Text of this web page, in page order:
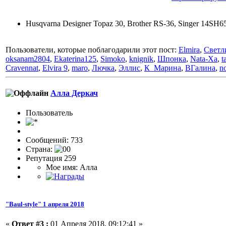
Husqvarna Designer Topaz 30, Brother RS-36, Singer
Пользователи, которые поблагодарили этот пост: Elmira,
oksanam2804, Ekaterina125, Simoko, knignik, Шпонка, Nata-Xa,
Cravennat, Elvira 9, maro, Лючка, Эллис, К_Марина, ВГалина,
Алла Деркач
Пользовaтeль
Сообщений: 733
Страна:
Репутация 259
Мое имя: Алла
"Baul-style" 1 апреля 2018
« Ответ #3 : 01 Апреля 2018, 09:12:41 »